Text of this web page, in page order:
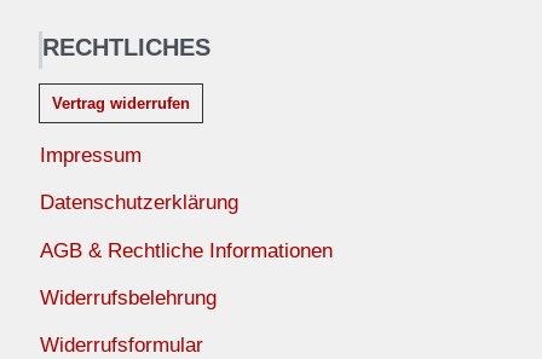
RECHTLICHES
Vertrag widerrufen
Impressum
Datenschutzerklärung
AGB & Rechtliche Informationen
Widerrufsbelehrung
Widerrufsformular